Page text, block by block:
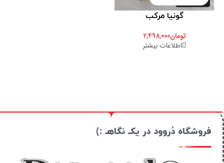
گونیا مرکب
تومان2,498,000
اطلاعات بیشتر
فروشگاه دُروود در یکـ نگاهـ :)